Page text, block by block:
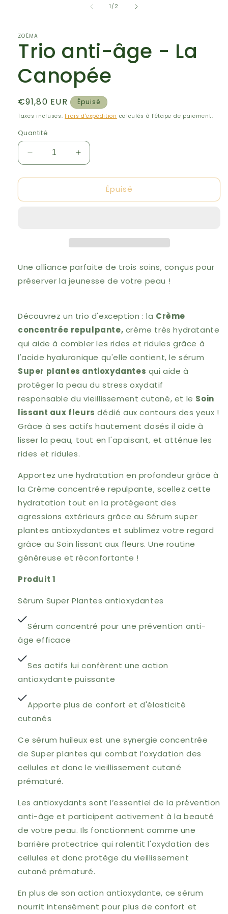
1 /de
2
ZOËMA
Trio anti-âge - La
Canopée
Prix
habituel
€91,80 EUR Épuisé
Taxes incluses. Frais d'expédition calculés à l'étape de paiement.
Quantité
Réduire
la
quantité
Trio
Augmenter
la
quantité
Trio
Épuisé
Une alliance parfaite de trois soins, conçus pour
préserver la jeunesse de votre peau !
Découvrez un trio d'exception : la Crème
concentrée repulpante, crème très hydratante
qui aide à combler les rides et ridules grâce à
l'acide hyaluronique qu'elle contient, le sérum
Super plantes antioxydantes qui aide à
protéger la peau du stress oxydatif
responsable du vieillissement cutané, et le Soin
lissant aux fleurs dédié aux contours des yeux !
Grâce à ses actifs hautement dosés il aide à
lisser la peau, tout en l'apaisant, et atténue les
rides et ridules.
Apportez une hydratation en profondeur grâce à
la Crème concentrée repulpante, scellez cette
hydratation tout en la protégeant des
agressions extérieurs grâce au Sérum super
plantes antioxydantes et sublimez votre regard
grâce au Soin lissant aux fleurs. Une routine
généreuse et réconfortante !
Produit 1
Sérum Super Plantes antioxydantes
Sérum concentré pour une prévention anti-
âge efficace
Ses actifs lui confèrent une action
antioxydante puissante
Apporte plus de confort et d'élasticité
cutanés
Ce sérum huileux est une synergie concentrée
de Super plantes qui combat l’oxydation des
cellules et donc le vieillissement cutané
prématuré.
Les antioxydants sont l’essentiel de la prévention
anti-âge et participent activement à la beauté
de votre peau. Ils fonctionnent comme une
barrière protectrice qui ralentit l'oxydation des
cellules et donc protège du vieillissement
cutané prématuré.
En plus de son action antioxydante, ce sérum
nourrit intensément pour plus de confort et